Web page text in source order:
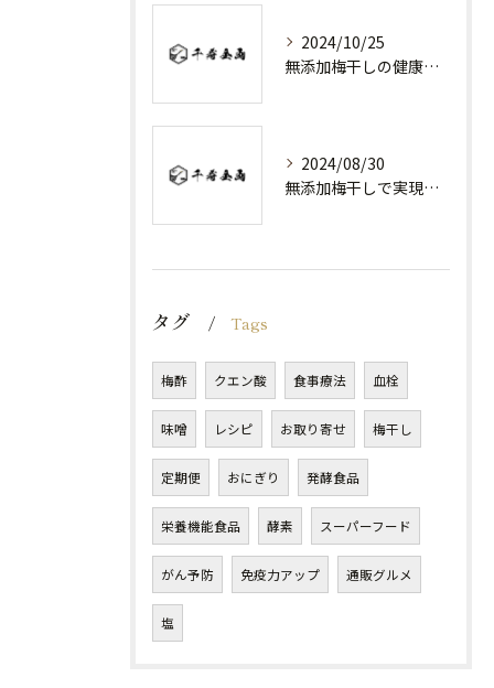
2024/10/25
無添加梅干しの健康効果と選び方
2024/08/30
無添加梅干しで実現する健康維持
タグ Tags
梅酢 クエン酸 食事療法 血栓
味噌 レシピ お取り寄せ 梅干し
定期便 おにぎり 発酵食品
栄養機能食品 酵素 スーパーフード
がん予防 免疫力アップ 通販グルメ
塩